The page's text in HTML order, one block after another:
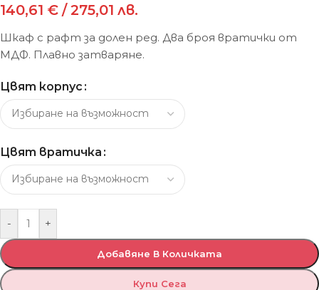
140,61 € / 275,01 лв.
Шкаф с рафт за долен ред. Два броя вратички от
МДФ. Плавно затваряне.
Цвят корпус
Цвят вратичка
- +
Добавяне В Количката
Купи Сега